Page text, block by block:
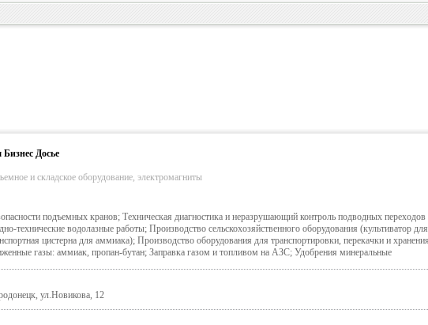
Досье
и складское оборудование, электромагниты
подъемных кранов; Техническая диагностика и неразрушающий контроль подводных переходов
технические водолазные работы; Производство сельскохозяйственного оборудования (культиватор для
цистерна для аммиака); Производство оборудования для транспортировки, перекачки и хранения
газы: аммиак, пропан-бутан; Заправка газом и топливом на АЗС; Удобрения минеральные
ул.Новикова, 12